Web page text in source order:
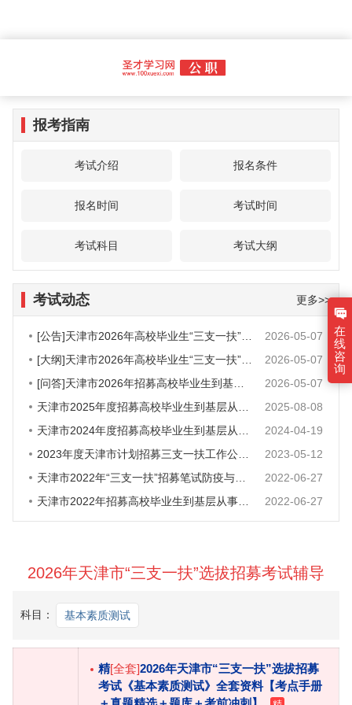
报考指南
考试介绍 报名条件
报名时间 考试时间
考试科目 考试大纲
考试动态 更多>>
2026-05-07
2026-05-07
2026-05-07
2025-08-08
2024-04-19
2023-05-12
2022-06-27
2022-06-27
2026年天津市“三支一扶”选拔招募考试辅导
科目： 基本素质测试
精[全套]2026年天津市“三支一扶”选拔招募
考试《基本素质测试》全套资料【考点手册
在
线
咨
询